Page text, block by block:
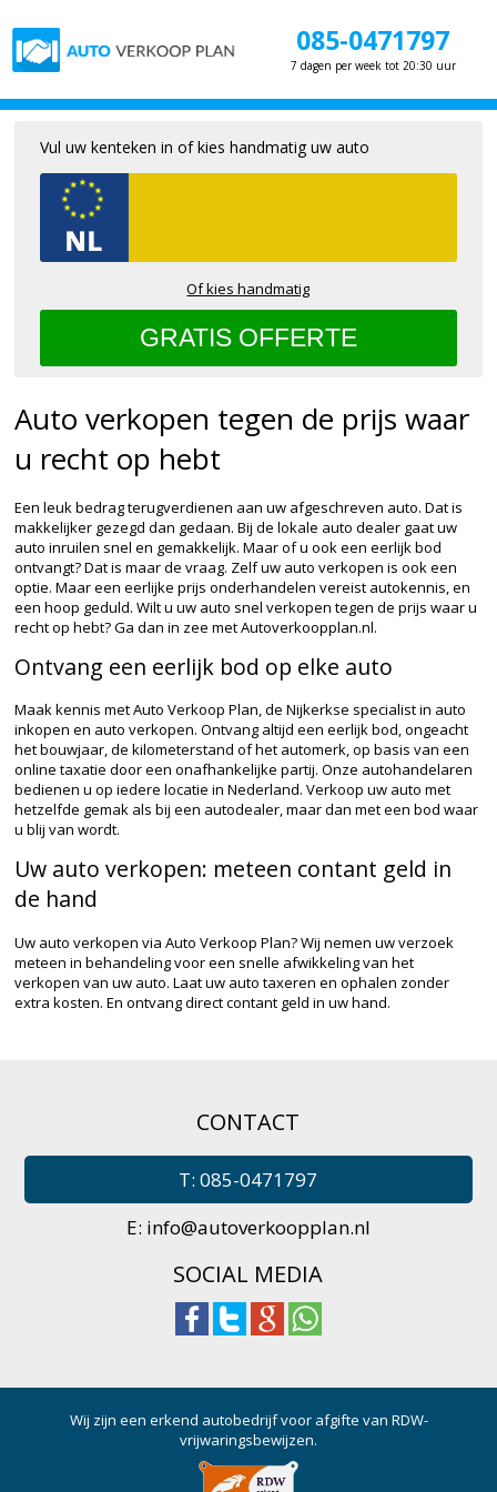
085-0471797
7 dagen per week tot 20:30 uur
Auto verkopen tegen de prijs waar
u recht op hebt
Een leuk bedrag terugverdienen aan uw afgeschreven auto. Dat is
makkelijker gezegd dan gedaan. Bij de lokale auto dealer gaat uw
auto inruilen snel en gemakkelijk. Maar of u ook een eerlijk bod
ontvangt? Dat is maar de vraag. Zelf uw auto verkopen is ook een
optie. Maar een eerlijke prijs onderhandelen vereist autokennis, en
een hoop geduld. Wilt u uw auto snel verkopen tegen de prijs waar u
recht op hebt? Ga dan in zee met Autoverkoopplan.nl.
Ontvang een eerlijk bod op elke auto
Maak kennis met Auto Verkoop Plan, de Nijkerkse specialist in auto
inkopen en auto verkopen. Ontvang altijd een eerlijk bod, ongeacht
het bouwjaar, de kilometerstand of het automerk, op basis van een
online taxatie door een onafhankelijke partij. Onze autohandelaren
bedienen u op iedere locatie in Nederland. Verkoop uw auto met
hetzelfde gemak als bij een autodealer, maar dan met een bod waar
u blij van wordt.
Uw auto verkopen: meteen contant geld in
de hand
Uw auto verkopen via Auto Verkoop Plan? Wij nemen uw verzoek
meteen in behandeling voor een snelle afwikkeling van het
verkopen van uw auto. Laat uw auto taxeren en ophalen zonder
extra kosten. En ontvang direct contant geld in uw hand.
Vul uw kenteken in of kies handmatig uw auto
Of kies handmatig
CONTACT
T: 085-0471797
E: info@autoverkoopplan.nl
SOCIAL MEDIA
Wij zijn een erkend autobedrijf voor afgifte van RDW-
vrijwaringsbewijzen.